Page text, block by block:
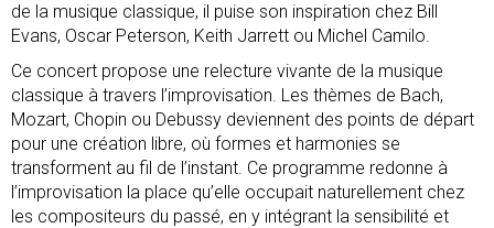
de la musique classique, il puise son inspiration chez Bill
Evans, Oscar Peterson, Keith Jarrett ou Michel Camilo.
Ce concert propose une relecture vivante de la musique
classique à travers l’improvisation. Les thèmes de Bach,
Mozart, Chopin ou Debussy deviennent des points de départ
pour une création libre, où formes et harmonies se
transforment au fil de l’instant. Ce programme redonne à
l’improvisation la place qu’elle occupait naturellement chez
les compositeurs du passé, en y intégrant la sensibilité et